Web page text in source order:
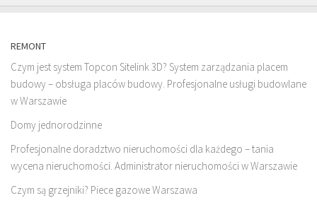
REMONT
Czym jest system Topcon Sitelink 3D? System zarządzania placem
budowy – obsługa placów budowy. Profesjonalne usługi budowlane
w Warszawie
Domy jednorodzinne
Profesjonalne doradztwo nieruchomości dla każdego – tania
wycena nieruchomości. Administrator nieruchomości w Warszawie
Czym są grzejniki? Piece gazowe Warszawa